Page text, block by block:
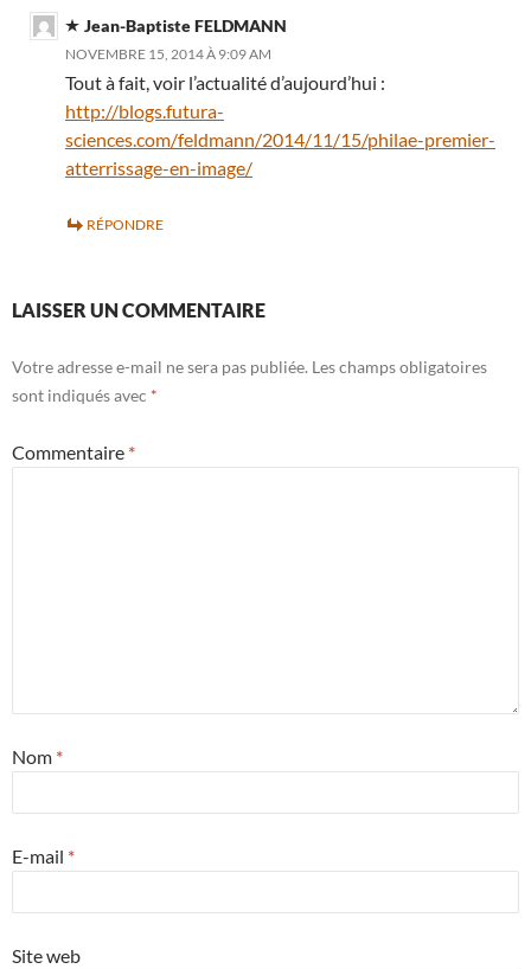
Jean-Baptiste FELDMANN
NOVEMBRE 15, 2014 À 9:09 AM
Tout à fait, voir l’actualité d’aujourd’hui :
http://blogs.futura-
sciences.com/feldmann/2014/11/15/philae-premier-
atterrissage-en-image/
RÉPONDRE
LAISSER UN COMMENTAIRE
Votre adresse e-mail ne sera pas publiée. Les champs obligatoires
sont indiqués avec *
Commentaire *
Nom *
E-mail *
Site web